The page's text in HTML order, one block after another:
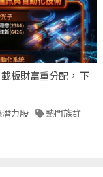
板財富重分配， 下
力股 熱門族群